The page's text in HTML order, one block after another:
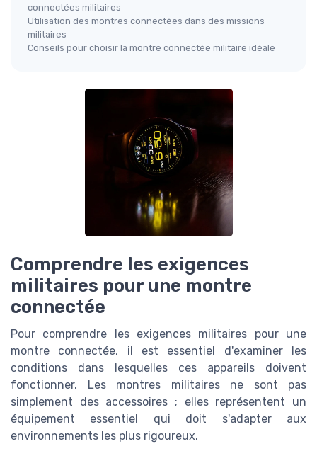
connectées militaires
Utilisation des montres connectées dans des missions
militaires
Conseils pour choisir la montre connectée militaire idéale
Comprendre les exigences
militaires pour une montre
connectée
Pour comprendre les exigences militaires pour une
montre connectée, il est essentiel d'examiner les
conditions dans lesquelles ces appareils doivent
fonctionner. Les montres militaires ne sont pas
simplement des accessoires ; elles représentent un
équipement essentiel qui doit s'adapter aux
environnements les plus rigoureux.